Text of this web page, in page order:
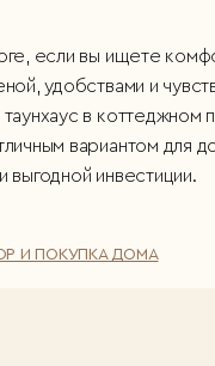
если вы ищете
удобствами и
в коттеджном
вариантом для
выгодной инвестиции.
И ПОКУПКА ДОМА